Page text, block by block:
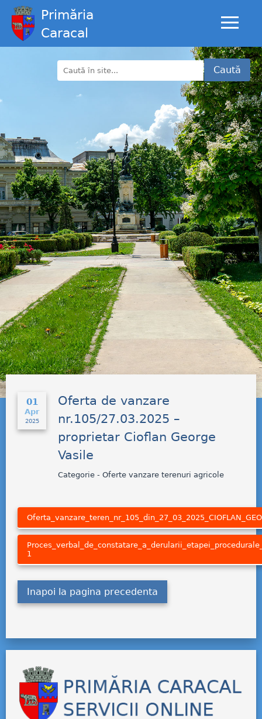
Primăria
Caracal
Caută
01
Apr
2025
Oferta de vanzare
nr.105/27.03.2025 –
proprietar Cioflan George
Vasile
Categorie - Oferte vanzare terenuri agricole
1
Inapoi la pagina precedenta